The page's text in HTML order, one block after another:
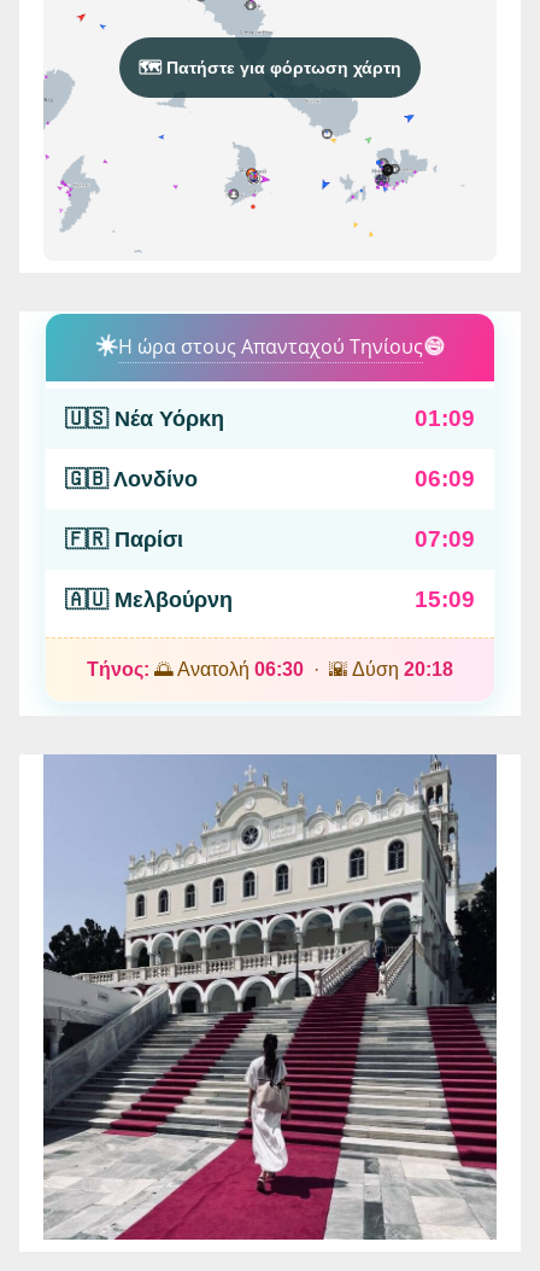
🗺️ Πατήστε για φόρτωση χάρτη
☀️Η ώρα στους Απανταχού Τηνίους😄
🇺🇸 Νέα Υόρκη 01:09
🇬🇧 Λονδίνο 06:09
🇫🇷 Παρίσι 07:09
🇦🇺 Μελβούρνη 15:09
Τήνος: 🌅 Ανατολή 06:30 · 🌇 Δύση 20:18